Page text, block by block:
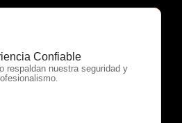
Confiable
respaldan nuestra seguridad y
Servicios